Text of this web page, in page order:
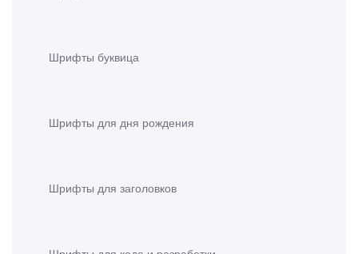
Шрифты буквица
Шрифты для дня рождения
Шрифты для заголовков